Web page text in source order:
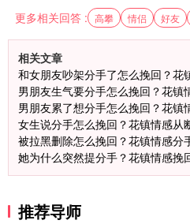
更多相关回答 : 高攀 情侣 好友
相关文章
和女朋友吵架分手了怎么挽回？花
男朋友生气要分手怎么挽回？花镇
男朋友累了想分手怎么挽回？花镇
女生说分手怎么挽回？花镇情感从
被拉黑删除怎么挽回？花镇情感分
她为什么突然提分手？花镇情感挽
推荐导师